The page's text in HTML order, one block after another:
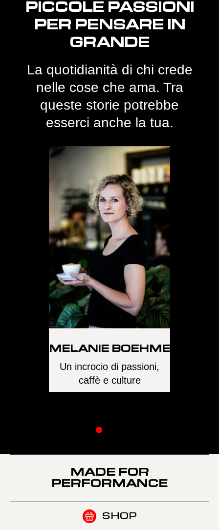
PICCOLE PASSIONI
PER PENSARE IN
GRANDE
La quotidianità di chi crede
nelle cose che ama. Tra
queste storie potrebbe
esserci anche la tua.
MELANIE BOEHME
Un incrocio di passioni,
caffè e culture
MADE FOR
PERFORMANCE
SHOP